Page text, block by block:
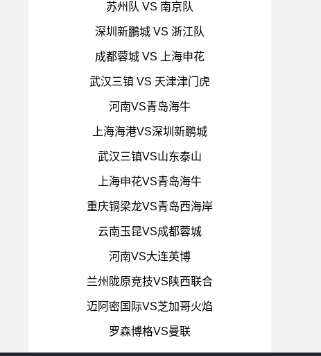
苏州队 VS 南京队
深圳新鵬城 VS 浙江队
成都蓉城 VS 上海申花
武汉三镇 VS 天津津门虎
河南VS青岛海牛
上海海港VS深圳新鹏城
武汉三镇VS山东泰山
上海申花VS青岛海牛
重庆铜梁龙VS青岛西海岸
云南玉昆VS成都蓉城
河南VS大连英博
兰州陇原竞技VS陕西联合
迈阿密国际VS芝加哥火焰
罗森博格VS曼联